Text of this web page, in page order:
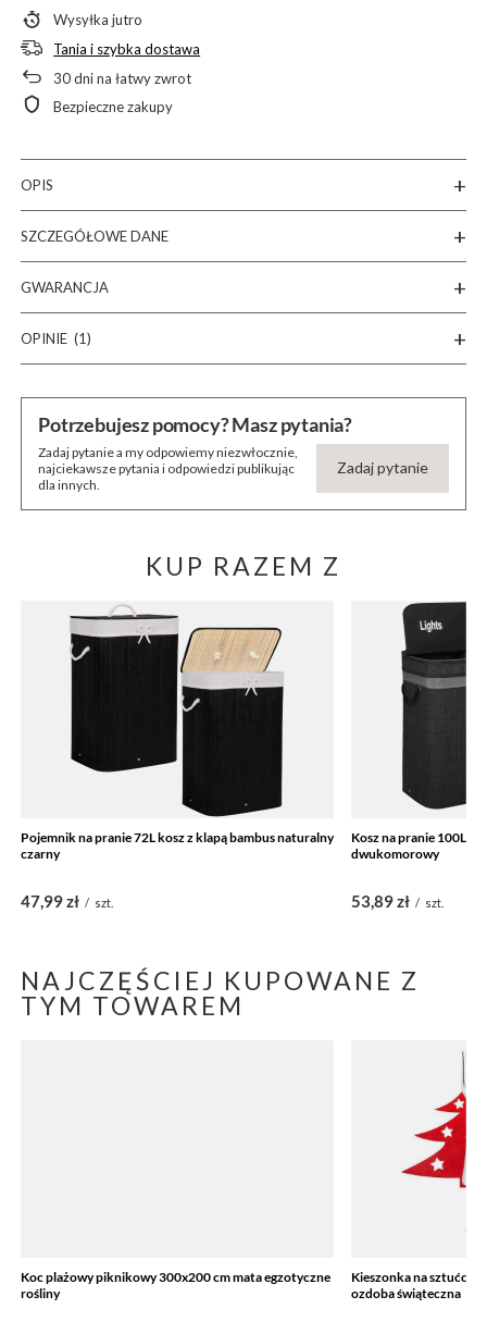
Wysyłkajutro
Tania i szybka dostawa
30dni na łatwy zwrot
Bezpieczne zakupy
OPIS
SZCZEGÓŁOWE DANE
GWARANCJA
OPINIE (1)
Potrzebujesz pomocy? Masz pytania?
Zadaj pytanie a my odpowiemy niezwłocznie,
najciekawsze pytania i odpowiedzi publikując
dla innych.
Zadaj pytanie
KUP RAZEM Z
Pojemnik na pranie 72L kosz z klapą bambus naturalny
czarny
47,99 zł / szt.
Kosz na pranie 100L z
dwukomorowy
53,89 zł / szt.
NAJCZĘŚCIEJ KUPOWANE Z
TYM TOWAREM
Koc plażowy piknikowy 300x200 cm mata egzotyczne
rośliny
Kieszonka na sztućce
ozdoba świąteczna